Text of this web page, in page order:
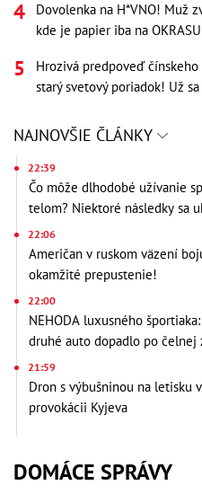
Dovolenka na H*VNO! Muž
kde je papier iba na
Hrozivá predpoveď
starý svetový poriadok! Už
NAJNOVŠIE ČLÁNKY
22:39
Čo môže dlhodobé užívanie
telom? Niektoré následky sa
22:06
Američan v ruskom väzení
okamžité prepustenie!
22:00
NEHODA luxusného
druhé auto dopadlo po čelnej
21:59
Dron s výbušninou na letisku
provokácii Kyjeva
DOMÁCE SPRÁVY